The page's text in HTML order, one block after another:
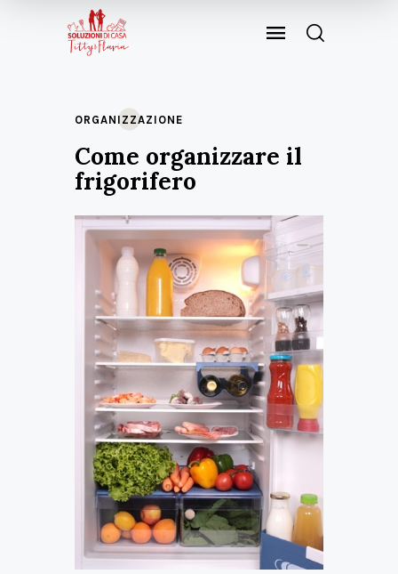
ORGANIZZAZIONE
Come organizzare il
frigorifero